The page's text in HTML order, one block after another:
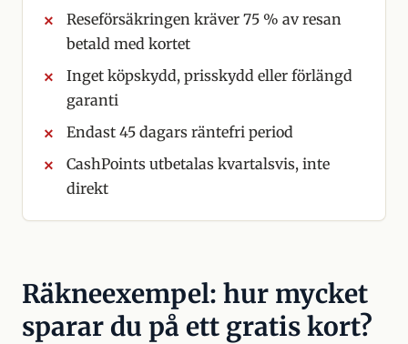
Reseförsäkringen kräver 75 % av resan
betald med kortet
Inget köpskydd, prisskydd eller förlängd
garanti
Endast 45 dagars räntefri period
CashPoints utbetalas kvartalsvis, inte
direkt
Räkneexempel: hur mycket
sparar du på ett gratis kort?